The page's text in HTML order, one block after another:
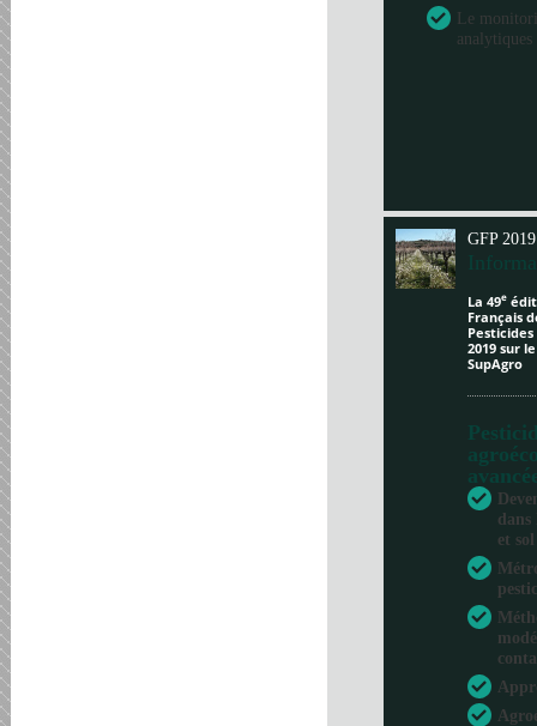
Le
GFP 2019
La 49e
Français
2019 sur
SupAgro
dans
et sol